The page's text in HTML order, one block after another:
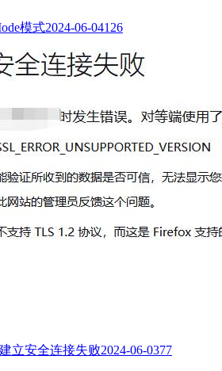
模式2024-06-04126
立安全连接失败2024-06-0377